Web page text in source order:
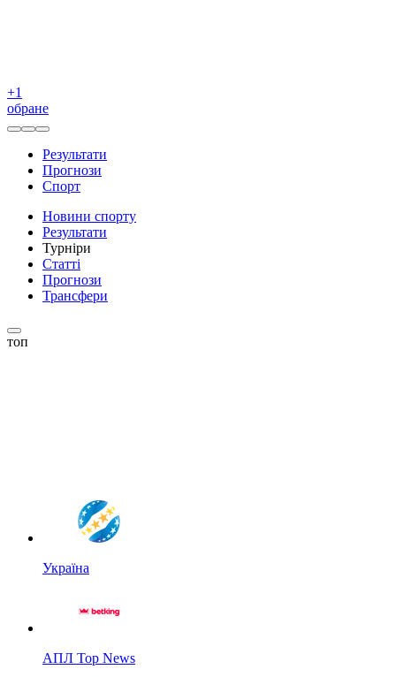
+1
обране
Результати
Прогнози
Спорт
Новини спорту
Результати
Турніри
Статті
Прогнози
Трансфери
топ
Україна
АПЛ Top News